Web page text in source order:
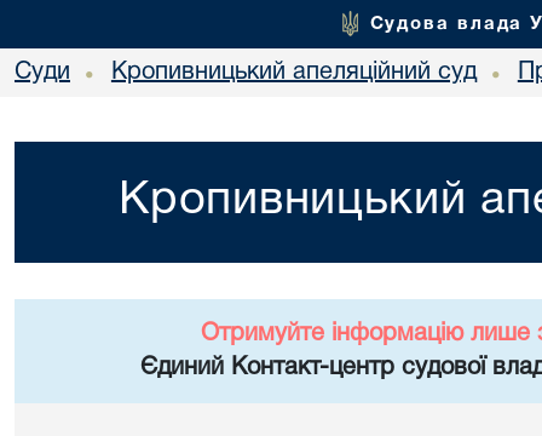
Судова влада
Суди • Кропивницький апеляційний суд •
Кропивницький
Отримуйте інформацію лише
Єдиний Контакт-центр судової